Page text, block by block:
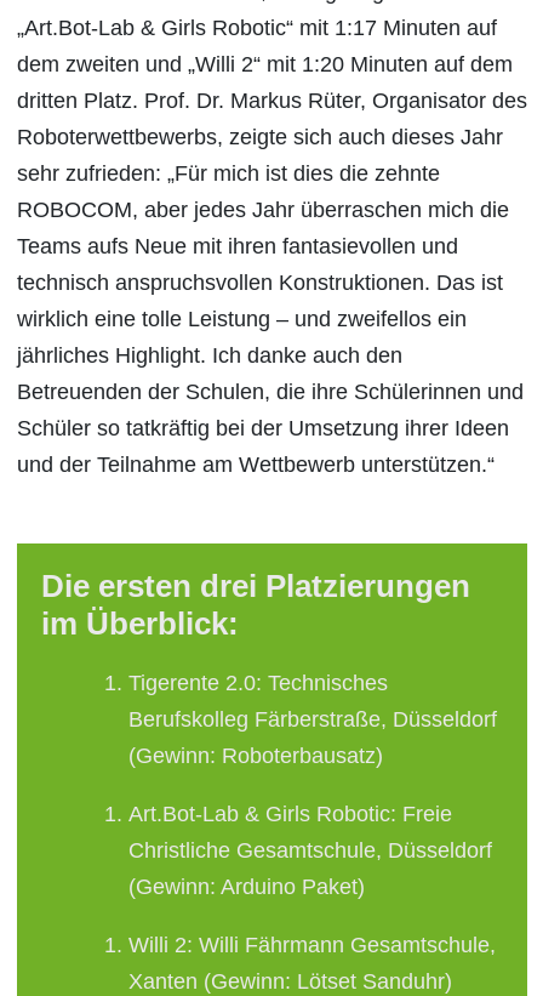
„Art.Bot-Lab & Girls Robotic“ mit 1:17 Minuten auf
dem zweiten und „Willi 2“ mit 1:20 Minuten auf dem
dritten Platz. Prof. Dr. Markus Rüter, Organisator des
Roboterwettbewerbs, zeigte sich auch dieses Jahr
sehr zufrieden: „Für mich ist dies die zehnte
ROBOCOM, aber jedes Jahr überraschen mich die
Teams aufs Neue mit ihren fantasievollen und
technisch anspruchsvollen Konstruktionen. Das ist
wirklich eine tolle Leistung – und zweifellos ein
jährliches Highlight. Ich danke auch den
Betreuenden der Schulen, die ihre Schülerinnen und
Schüler so tatkräftig bei der Umsetzung ihrer Ideen
und der Teilnahme am Wettbewerb unterstützen.“
Die ersten drei Platzierungen
im Überblick:
Tigerente 2.0: Technisches
Berufskolleg Färberstraße, Düsseldorf
(Gewinn: Roboterbausatz)
Art.Bot-Lab & Girls Robotic: Freie
Christliche Gesamtschule, Düsseldorf
(Gewinn: Arduino Paket)
Willi 2: Willi Fährmann Gesamtschule,
Xanten (Gewinn: Lötset Sanduhr)